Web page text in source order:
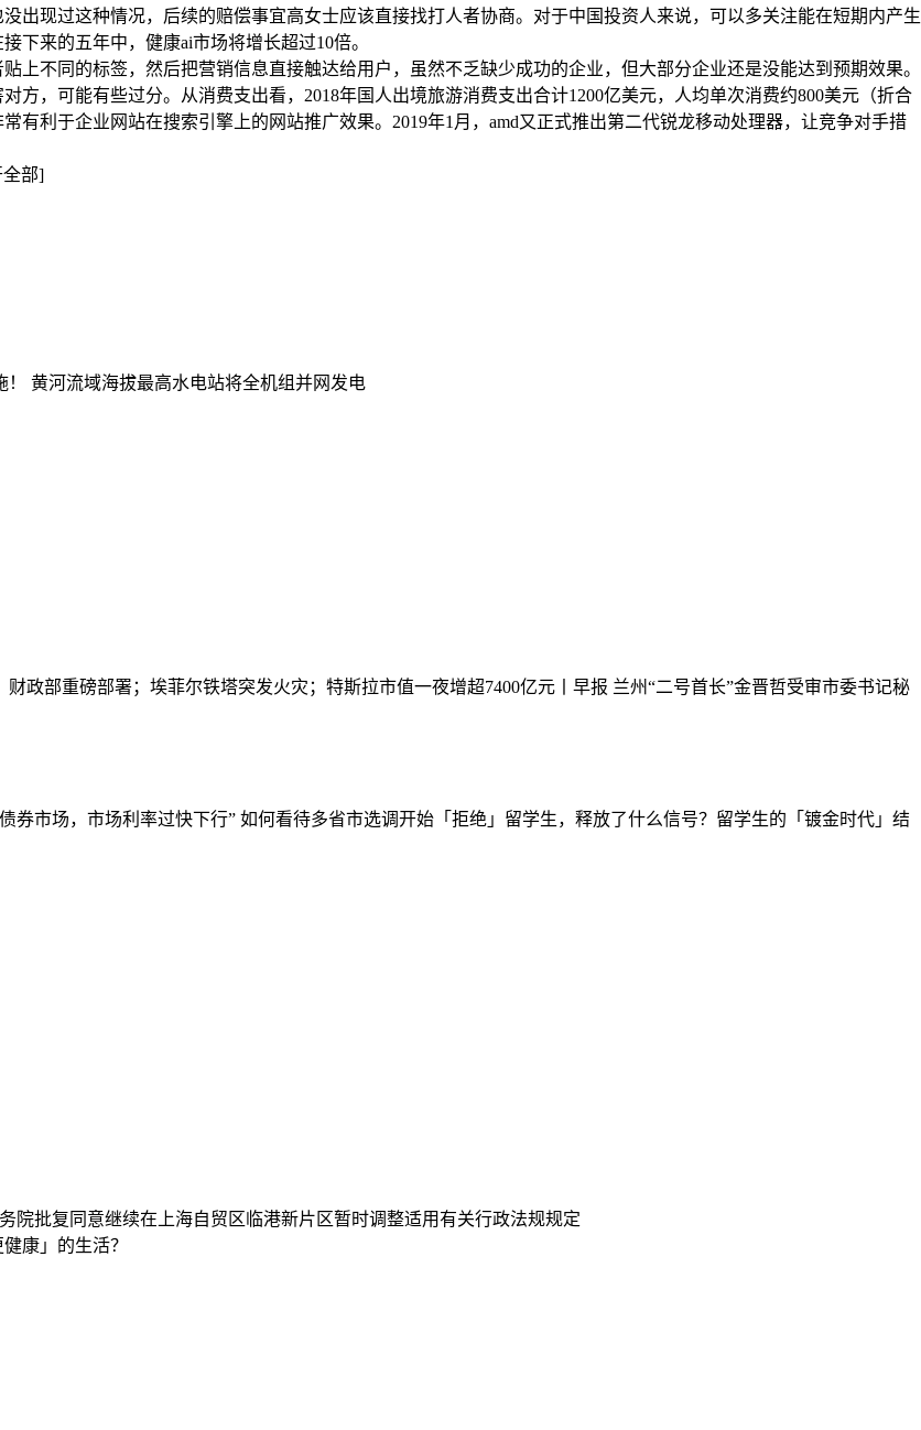
出现过这种情况，后续的赔偿事宜高女士应该直接找打人者协商。对于中国投资人来说，可以多关注能在短期内产生
下来的五年中，健康ai市场将增长超过10倍。
上不同的标签，然后把营销信息直接触达给用户，虽然不乏缺少成功的企业，但大部分企业还是没能达到预期效果。
方，可能有些过分。从消费支出看，2018年国人出境旅游消费支出合计1200亿美元，人均单次消费约800美元（折合
有利于企业网站在搜索引擎上的网站推广效果。2019年1月，amd又正式推出第二代锐龙移动处理器，让竞争对手措
全部]
黄河流域海拔最高水电站将全机组并网发电
财政部重磅部署；埃菲尔铁塔突发火灾；特斯拉市值一夜增超7400亿元丨早报 兰州“二号首长”金晋哲受审市委书记秘
券市场，市场利率过快下行” 如何看待多省市选调开始「拒绝」留学生，释放了什么信号？留学生的「镀金时代」结
院批复同意继续在上海自贸区临港新片区暂时调整适用有关行政法规规定
康」的生活？